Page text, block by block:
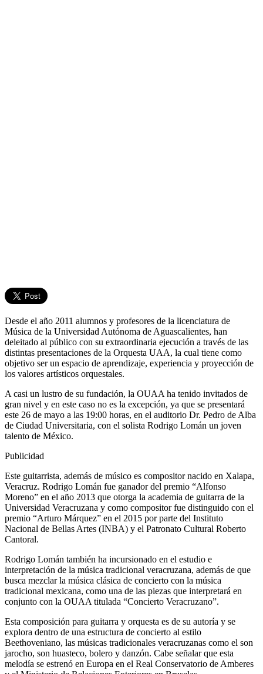
Desde el año 2011 alumnos y profesores de la licenciatura de
Música de la Universidad Autónoma de Aguascalientes, han
deleitado al público con su extraordinaria ejecución a través de las
distintas presentaciones de la Orquesta UAA, la cual tiene como
objetivo ser un espacio de aprendizaje, experiencia y proyección de
los valores artísticos orquestales.
A casi un lustro de su fundación, la OUAA ha tenido invitados de
gran nivel y en este caso no es la excepción, ya que se presentará
este 26 de mayo a las 19:00 horas, en el auditorio Dr. Pedro de Alba
de Ciudad Universitaria, con el solista Rodrigo Lomán un joven
talento de México.
Publicidad
Este guitarrista, además de músico es compositor nacido en Xalapa,
Veracruz. Rodrigo Lomán fue ganador del premio “Alfonso
Moreno” en el año 2013 que otorga la academia de guitarra de la
Universidad Veracruzana y como compositor fue distinguido con el
premio “Arturo Márquez” en el 2015 por parte del Instituto
Nacional de Bellas Artes (INBA) y el Patronato Cultural Roberto
Cantoral.
Rodrigo Lomán también ha incursionado en el estudio e
interpretación de la música tradicional veracruzana, además de que
busca mezclar la música clásica de concierto con la música
tradicional mexicana, como una de las piezas que interpretará en
conjunto con la OUAA titulada “Concierto Veracruzano”.
Esta composición para guitarra y orquesta es de su autoría y se
explora dentro de una estructura de concierto al estilo
Beethoveniano, las músicas tradicionales veracruzanas como el son
jarocho, son huasteco, bolero y danzón. Cabe señalar que esta
melodía se estrenó en Europa en el Real Conservatorio de Amberes